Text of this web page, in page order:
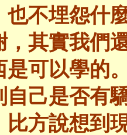
也不埋怨什
，其實我們
是可以學的
自己是否有
比方說想到